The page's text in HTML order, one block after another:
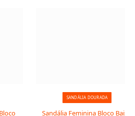
SANDÁLIA DOURADA
Sandália Feminina Bloco Baixo